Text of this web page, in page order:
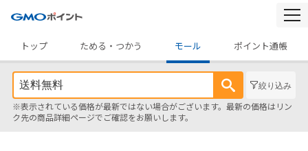
トップ
ためる・つかう モール ポイント通帳
絞り込み
※表示されている価格が最新ではない場合がございます。最新の価格はリン
ク先の商品詳細ページでご確認をお願いします。